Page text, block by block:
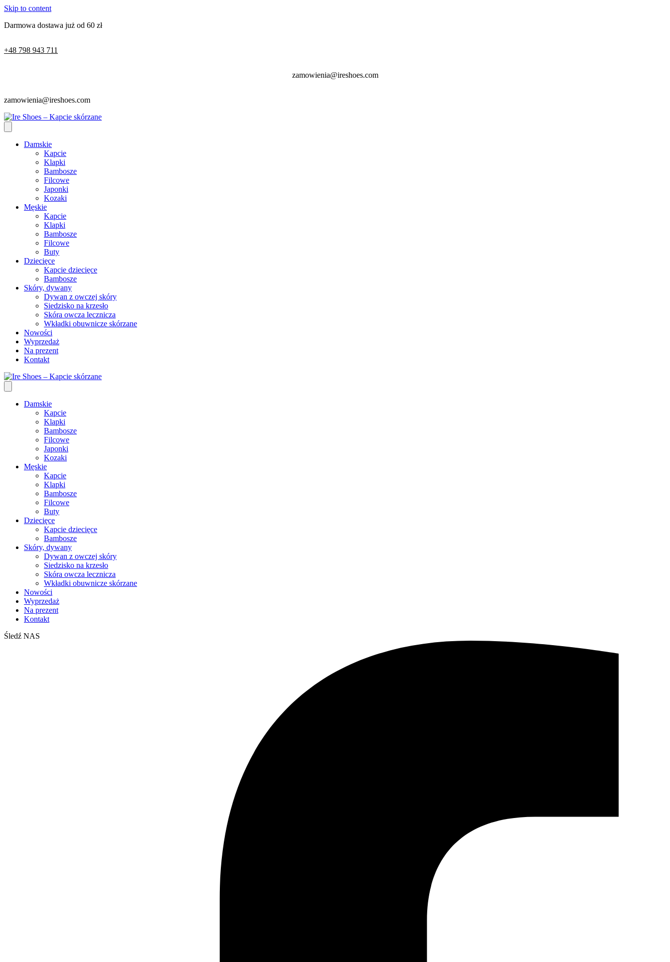
Skip to content
Darmowa dostawa już od 60 zł
+48 798 943 711
zamowienia@ireshoes.com
zamowienia@ireshoes.com
Damskie
Kapcie
Klapki
Bambosze
Filcowe
Japonki
Kozaki
Męskie
Kapcie
Klapki
Bambosze
Filcowe
Buty
Dziecięce
Kapcie dziecięce
Bambosze
Skóry, dywany
Dywan z owczej skóry
Siedzisko na krzesło
Skóra owcza lecznicza
Wkładki obuwnicze skórzane
Nowości
Wyprzedaż
Na prezent
Kontakt
Damskie
Kapcie
Klapki
Bambosze
Filcowe
Japonki
Kozaki
Męskie
Kapcie
Klapki
Bambosze
Filcowe
Buty
Dziecięce
Kapcie dziecięce
Bambosze
Skóry, dywany
Dywan z owczej skóry
Siedzisko na krzesło
Skóra owcza lecznicza
Wkładki obuwnicze skórzane
Nowości
Wyprzedaż
Na prezent
Kontakt
Śledź NAS